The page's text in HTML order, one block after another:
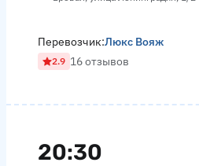
Перевозчик:Люкс Вояж
2.9 16 отзывов
20:30